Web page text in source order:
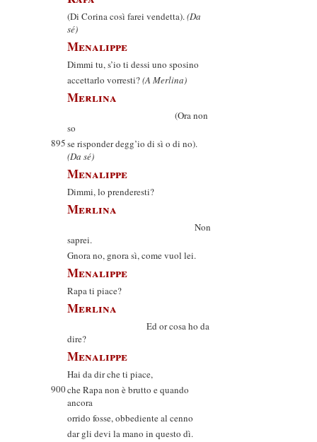
(Di Corina così farei vendetta).(Da
sé)
Menalippe
Dimmi tu, s’io ti dessi uno sposino
accettarlo vorresti?(A Merlina)
Merlina
(Ora non
so
895se risponder degg’io di sì o di no).
(Da sé)
Menalippe
Dimmi, lo prenderesti?
Merlina
Non
saprei.
Gnora no, gnora sì, come vuol lei.
Menalippe
Rapa ti piace?
Merlina
Ed or cosa ho da
dire?
Menalippe
Hai da dir che ti piace,
900che Rapa non è brutto e quando
ancora
orrido fosse, obbediente al cenno
dar gli devi la mano in questo dì.